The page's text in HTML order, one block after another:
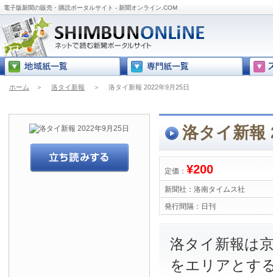
電子版新聞の販売・購読ポータルサイト - 新聞オンライン.COM
ホーム ＞ 洛タイ新報 ＞ 洛タイ新報 2022年9月25日
洛タイ新報
定価： ¥200
新聞社： 洛南タイムス社
発行間隔： 日刊
洛タイ新報は
をエリアとす